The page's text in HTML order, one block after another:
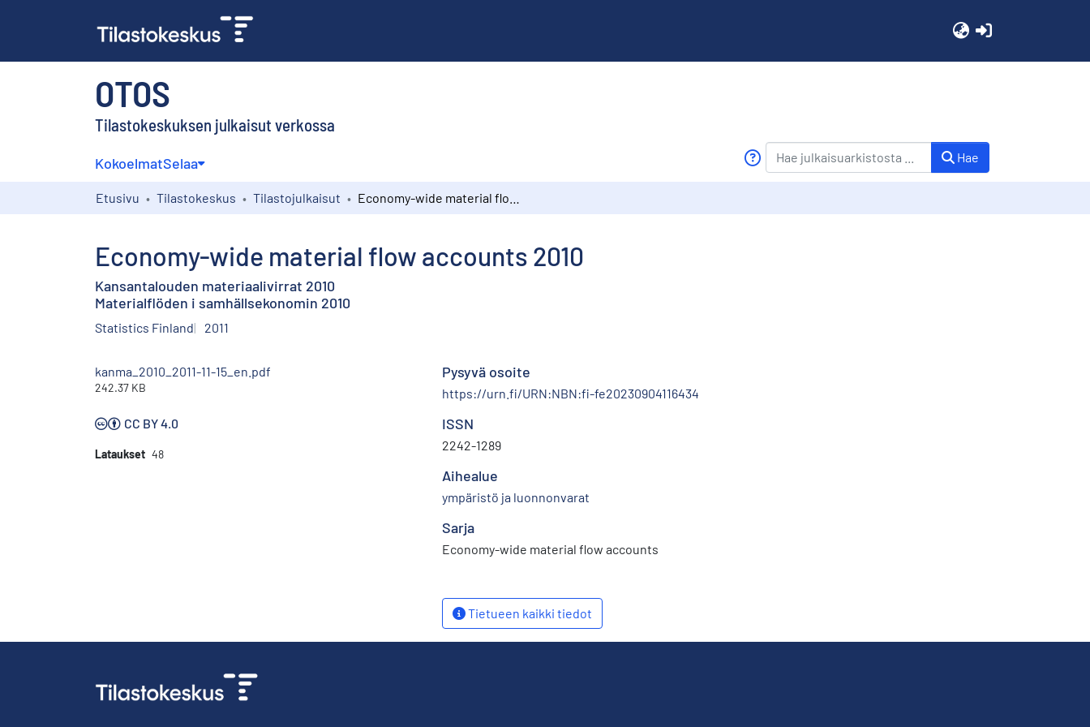
OTOS
Tilastokeskuksen julkaisut verkossa
KokoelmatSelaa Hae
Etusivu Tilastokeskus Tilastojulkaisut
Economy-wide material flow accounts 2010
Kansantalouden materiaalivirrat 2010
Materialflöden i samhällsekonomin 2010
Statistics Finland 2011
kanma_2010_2011-11-15_en.pdf
242.37 KB
CC BY 4.0
Lataukset 48
Pysyvä osoite
https://urn.fi/URN:NBN:fi-fe20230904116434
ISSN
2242-1289
Aihealue
ympäristö ja luonnonvarat
Sarja
Economy-wide material flow accounts
Tietueen kaikki tiedot